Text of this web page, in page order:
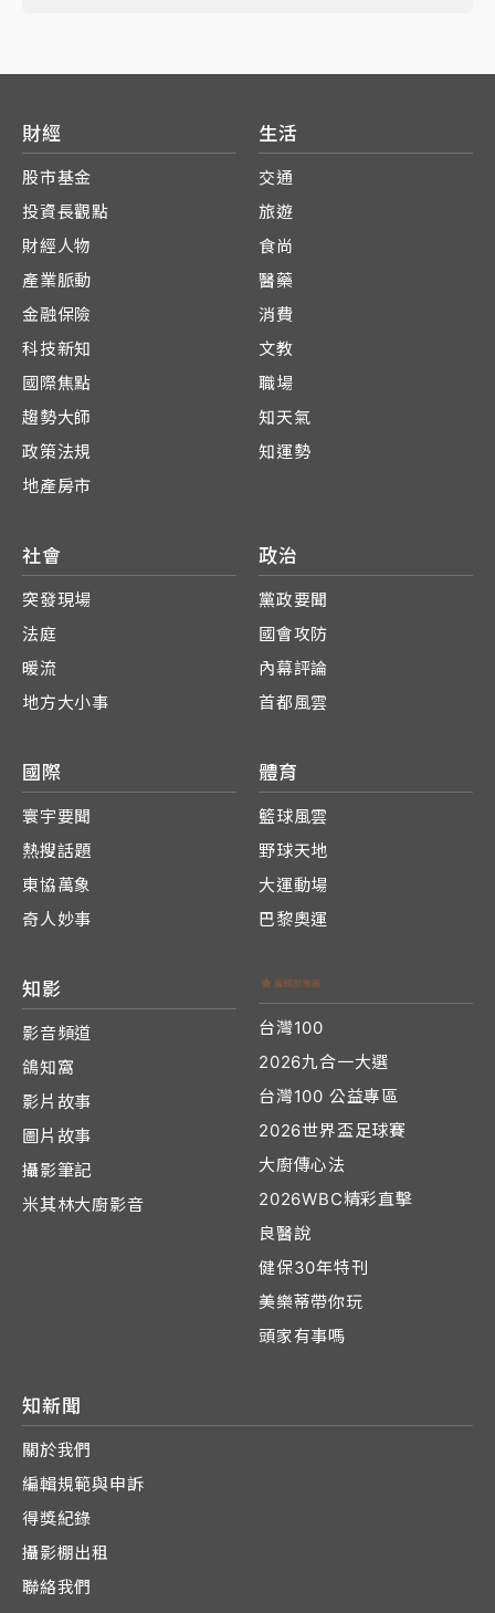
財經
股市基金
投資長觀點
財經人物
產業脈動
金融保險
科技新知
國際焦點
趨勢大師
政策法規
地產房市
生活
交通
旅遊
食尚
醫藥
消費
文教
職場
知天氣
知運勢
社會
突發現場
法庭
暖流
地方大小事
政治
黨政要聞
國會攻防
內幕評論
首都風雲
國際
寰宇要聞
熱搜話題
東協萬象
奇人妙事
體育
籃球風雲
野球天地
大運動場
巴黎奧運
知影
影音頻道
鴿知窩
影片故事
圖片故事
攝影筆記
米其林大廚影音
台灣100
2026九合一大選
台灣100 公益專區
2026世界盃足球賽
大廚傳心法
2026WBC精彩直擊
良醫說
健保30年特刊
美樂蒂帶你玩
頭家有事嗎
知新聞
關於我們
編輯規範與申訴
得獎紀錄
攝影棚出租
聯絡我們